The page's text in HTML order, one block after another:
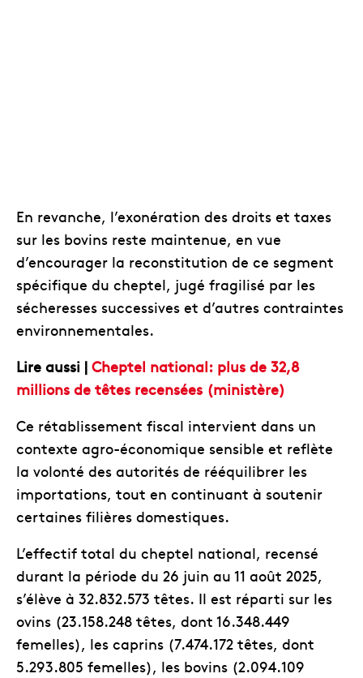
En revanche, l’exonération des droits et taxes
sur les bovins reste maintenue, en vue
d’encourager la reconstitution de ce segment
spécifique du cheptel, jugé fragilisé par les
sécheresses successives et d’autres contraintes
environnementales.
Lire aussi | Cheptel national: plus de 32,8
millions de têtes recensées (ministère)
Ce rétablissement fiscal intervient dans un
contexte agro-économique sensible et reflète
la volonté des autorités de rééquilibrer les
importations, tout en continuant à soutenir
certaines filières domestiques.
L’effectif total du cheptel national, recensé
durant la période du 26 juin au 11 août 2025,
s’élève à 32.832.573 têtes. Il est réparti sur les
ovins (23.158.248 têtes, dont 16.348.449
femelles), les caprins (7.474.172 têtes, dont
5.293.805 femelles), les bovins (2.094.109